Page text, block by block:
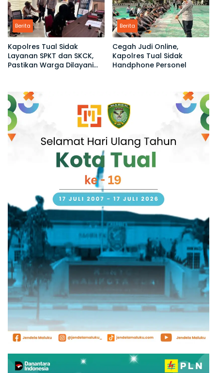
Berita
Kapolres Tual Sidak
Layanan SPKT dan SKCK,
Pastikan Warga Dilayani
Berita
Cegah Judi Online,
Kapolres Tual Sidak
Handphone Personel